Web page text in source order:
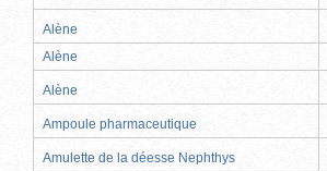
Alène
Alène
Alène
Ampoule pharmaceutique
Amulette de la déesse Nephthys